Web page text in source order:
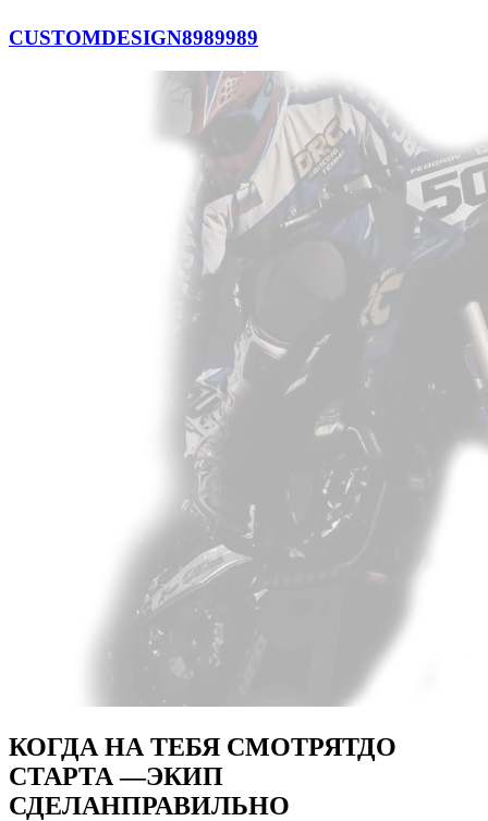
CUSTOMDESIGN8989989
КОГДА НА ТЕБЯ СМОТРЯТДО
СТАРТА —ЭКИП
СДЕЛАНПРАВИЛЬНО